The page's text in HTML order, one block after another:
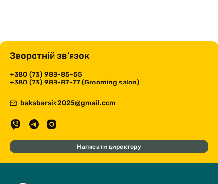
Зворотній зв’язок
+380 (73) 988-85-55
+380 (73) 988-87-77 (Grooming salon)
baksbarsik2025@gmail.com
Написати директору